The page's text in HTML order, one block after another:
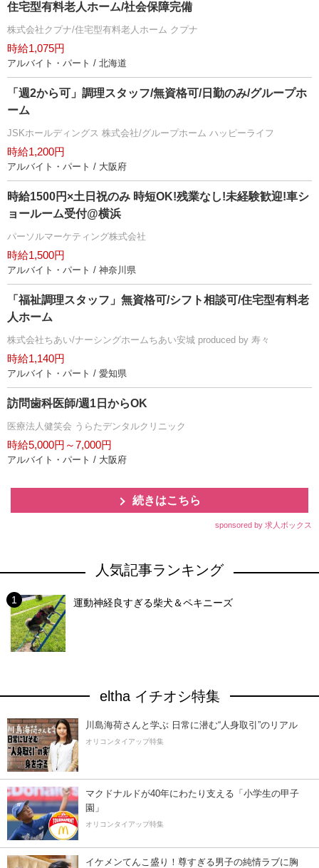
住宅型有料老人ホーム/社会保障完備
株式会社クプナ/住宅型有料老人ホーム クプナ
時給1,075円
アルバイト・パート / 北海道
「週2から可」調理スタッフ/無資格可/日勤のみ/グループホ
ーム
JSKホールディングス 株式会社/グループホーム ハッピーライフ
時給1,200円
アルバイト・パート / 大阪府
時給1500円×土日祝のみ 時短OK!残業なし!未経験歓迎!車シ
ョールーム受付@横浜
パーソルマーケティング株式会社
時給1,500円
アルバイト・パート / 神奈川県
「福祉調理スタッフ」無資格可/シフト相談可/住宅型有料老
人ホーム
株式会社ちあい/ナーシングホームちあい安城 produced by 寿々
時給1,140円
アルバイト・パート / 愛知県
訪問歯科医師/週1日からOK
医療法人健笑会 うらたデンタルクリニック
時給5,000円～7,000円
アルバイト・パート / 大阪府
続きはこちら
sponsored by 求人ボックス
人気記事ランキング
運動神経良すぎる柴犬＆ペキニーズ
eltha イチオシ特集
川島海荷さんと学ぶ 日常に潜む“人身取引”のリアル
オリコンタイアップ特集
マクドナルドが40年にわたり支える「小学生の甲子
園」
オリコンタイアップ特集
イケメンてんこ盛り！尊すぎる男子の純情ラブに胸